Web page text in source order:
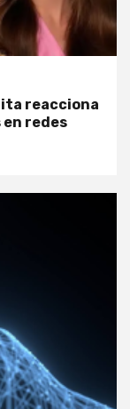
reacciona
en redes